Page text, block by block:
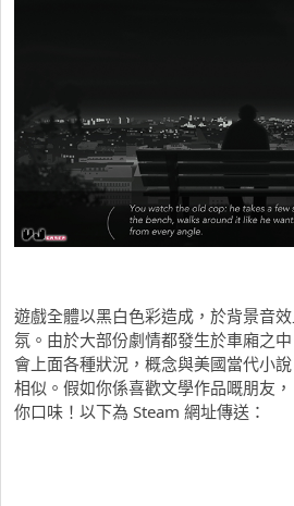
遊戲全體以黑白色彩造成，於背景音
氛。由於大部份劇情都發生於車廂之
會上面各種狀況，概念與美國當代小
相似。假如你係喜歡文學作品嘅朋友
你口味！以下為 Steam 網址傳送：